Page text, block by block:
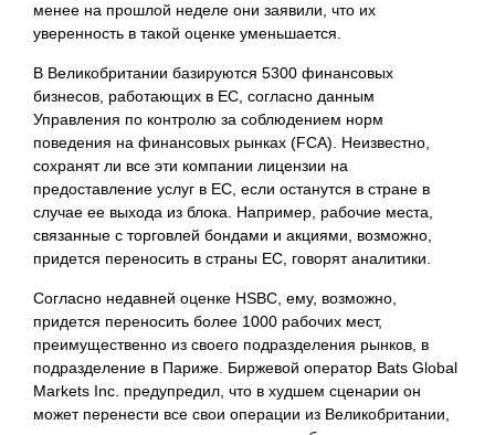
менее на прошлой неделе они заявили, что их
уверенность в такой оценке уменьшается.
В Великобритании базируются 5300 финансовых
бизнесов, работающих в ЕС, согласно данным
Управления по контролю за соблюдением норм
поведения на финансовых рынках (FCA). Неизвестно,
сохранят ли все эти компании лицензии на
предоставление услуг в ЕС, если останутся в стране в
случае ее выхода из блока. Например, рабочие места,
связанные с торговлей бондами и акциями, возможно,
придется переносить в страны ЕС, говорят аналитики.
Согласно недавней оценке HSBC, ему, возможно,
придется переносить более 1000 рабочих мест,
преимущественно из своего подразделения рынков, в
подразделение в Париже. Биржевой оператор Bats Global
Markets Inc. предупредил, что в худшем сценарии он
может перенести все свои операции из Великобритании,